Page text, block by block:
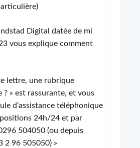
Digital datée de mi
vous explique comment
lettre, une rubrique
? » est rassurante, et vous
d’assistance téléphonique
24h/24 et par
504050 (ou depuis
2 96 505050) »